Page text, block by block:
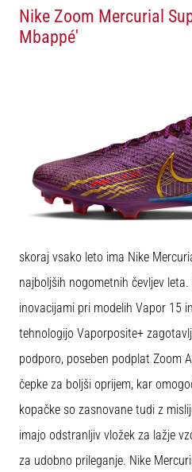
Maestro
nogometni
11teamsports
1. 7. 2025
Play
for
More
Victories
Pripravi
se
na
ženski
EURO
2025
uradnimi
Nike Zoom Mercurial
Mbappé'
skoraj vsako leto ima Nike
najboljših nogometnih čevljev
inovacijami pri modelih Vapor 15
tehnologijo Vaporposite+
podporo, poseben podplat Zoom
čepke za boljši oprijem, kar
kopačke so zasnovane tudi z
imajo odstranljiv vložek za lažje
za udobno prileganje. Nike